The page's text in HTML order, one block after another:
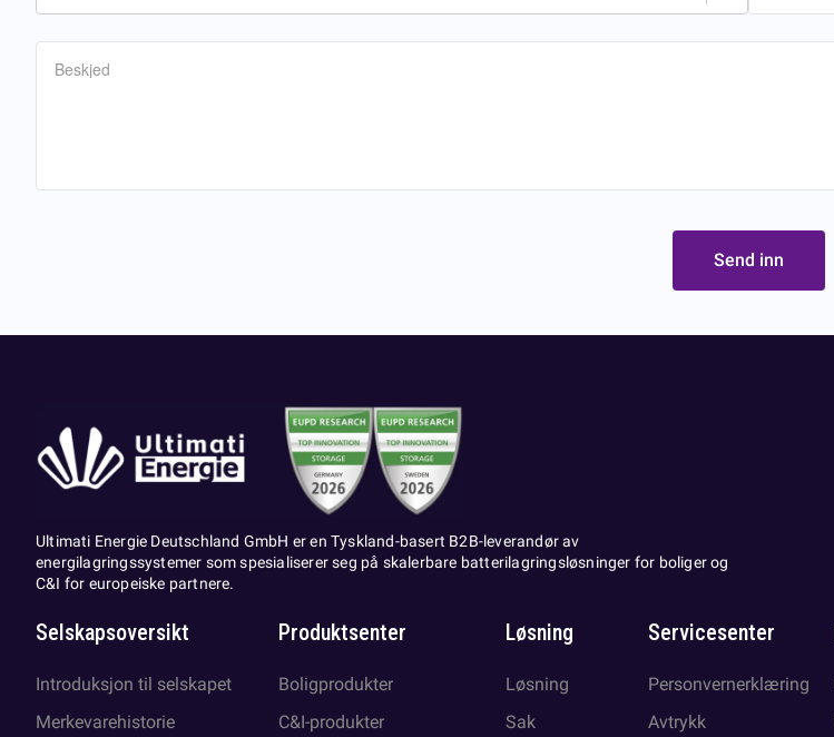
Beskjed
Send inn
Ultimati Energie Deutschland GmbH er en Tyskland-basert B2B-leverandør av
energilagringssystemer som spesialiserer seg på skalerbare batterilagringsløsninger for boliger og
C&I for europeiske partnere.
Selskapsoversikt
Introduksjon til selskapet
Merkevarehistorie
Produktsenter
Boligprodukter
C&I-produkter
Løsning
Løsning
Sak
Servicesenter
Personvernerklæring
Avtrykk